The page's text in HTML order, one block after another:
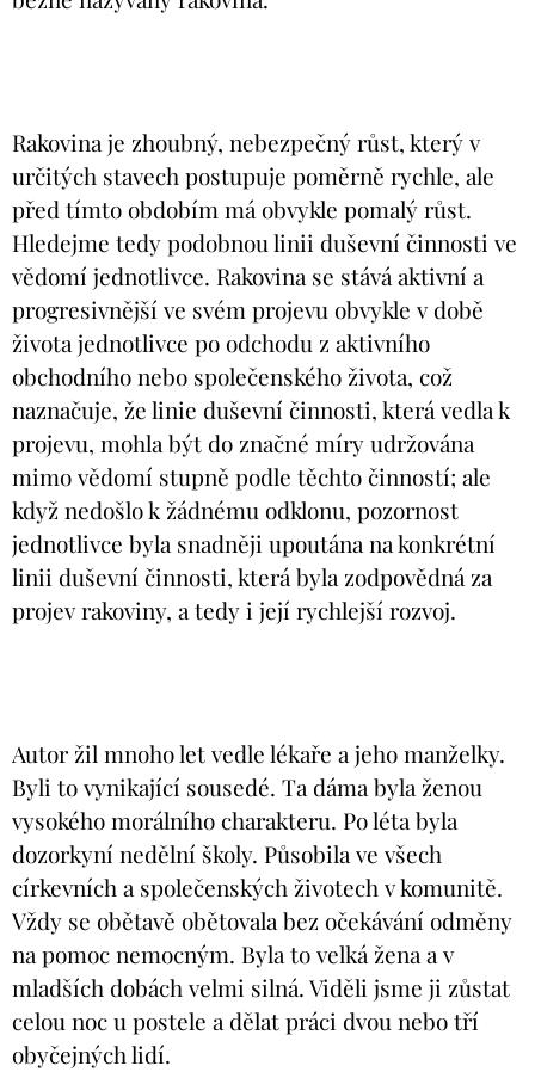
Rakovina je zhoubný, nebezpečný růst, který v
určitých stavech postupuje poměrně rychle, ale
před tímto obdobím má obvykle pomalý růst.
Hledejme tedy podobnou linii duševní činnosti ve
vědomí jednotlivce. Rakovina se stává aktivní a
progresivnější ve svém projevu obvykle v době
života jednotlivce po odchodu z aktivního
obchodního nebo společenského života, což
naznačuje, že linie duševní činnosti, která vedla k
projevu, mohla být do značné míry udržována
mimo vědomí stupně podle těchto činností; ale
když nedošlo k žádnému odklonu, pozornost
jednotlivce byla snadněji upoutána na konkrétní
linii duševní činnosti, která byla zodpovědná za
projev rakoviny, a tedy i její rychlejší rozvoj.
Autor žil mnoho let vedle lékaře a jeho manželky.
Byli to vynikající sousedé. Ta dáma byla ženou
vysokého morálního charakteru. Po léta byla
dozorkyní nedělní školy. Působila ve všech
církevních a společenských životech v komunitě.
Vždy se obětavě obětovala bez očekávání odměny
na pomoc nemocným. Byla to velká žena a v
mladších dobách velmi silná. Viděli jsme ji zůstat
celou noc u postele a dělat práci dvou nebo tří
obyčejných lidí.